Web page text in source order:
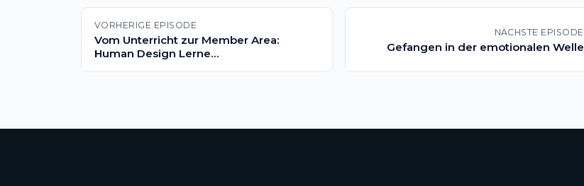
VORHERIGE EPISODE
Vom Unterricht zur Member Area:
Human Design Lerne...
NÄCHSTE EPISODE
Gefangen in der emotionalen Welle